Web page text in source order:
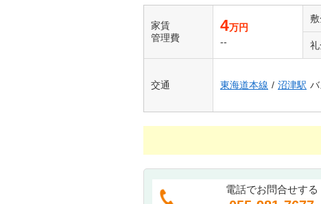
家賃
管理費
4万円
--
交通 東海道本線 / 沼津駅
電話でお問合せする